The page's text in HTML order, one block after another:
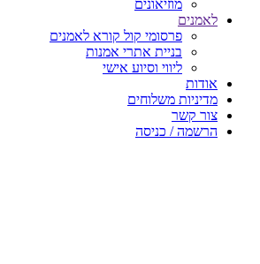
מוזיאונים
לאמנים
פרסומי קול קורא לאמנים
בניית אתרי אמנות
ליווי וסיוע אישי
אודות
מדיניות משלוחים
צור קשר
הרשמה / כניסה